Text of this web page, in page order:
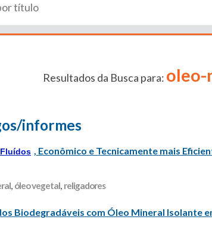
Resultados da Busca para: oleo-
informes
Fluídos , Econômico e Tecnicamente mais
, óleo vegetal, religadores
Biodegradáveis com Óleo Mineral Isolante